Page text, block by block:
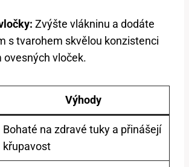
Zvýšte vlákninu a dodáte
s tvarohem skvělou konzistenci
ovesných vloček.
Výhody
Bohaté na zdravé tuky a přinášejí
křupavost